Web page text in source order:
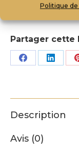
Politique
son
stress
au
travail
efficacité
Catégorie :
Partager cette
Partager
Description
Avis (0)